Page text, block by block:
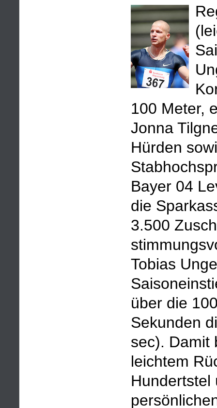
100 Meter,
Jonna
Hürden
Bayer 04
die
3.500
Tobias
über die
Sekunden
sec). Damit
leichtem
Hundertstel